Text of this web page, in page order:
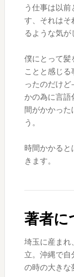
う仕事は以
す、それはそ
るような気が
僕にとって髪
ことと感じ
ったのだけ
かの為に言
間がかかった
う。
時間かかると
きます。
著者に
埼玉に産まれ
立。沖縄で
の時の大きな